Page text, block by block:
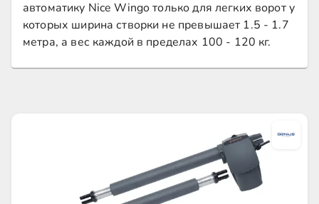
автоматику Nice Wingo только для легких ворот у
которых ширина створки не превышает 1.5 - 1.7
метра, а вес каждой в пределах 100 - 120 кг.